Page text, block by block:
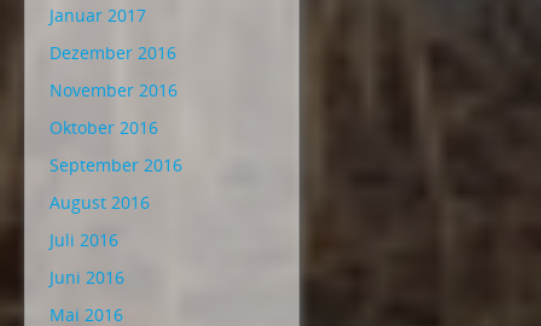
Januar 2017
Dezember 2016
November 2016
Oktober 2016
September 2016
August 2016
Juli 2016
Juni 2016
Mai 2016